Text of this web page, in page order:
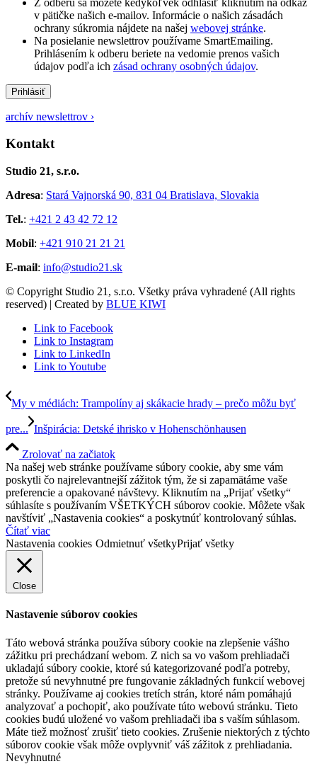
v pätičke našich e-mailov. Informácie o našich zásadách
ochrany súkromia nájdete na našej webovej stránke.
Na posielanie newslettrov používame SmartEmailing.
Prihlásením k odberu beriete na vedomie prenos vašich
údajov podľa ich zásad ochrany osobných údajov.
Prihlásiť
archív newslettrov ›
Kontakt
Studio 21, s.r.o.
Adresa: Stará Vajnorská 90, 831 04 Bratislava, Slovakia
Tel.: +421 2 43 42 72 12
Mobil: +421 910 21 21 21
E-mail: info@studio21.sk
© Copyright Studio 21, s.r.o. Všetky práva vyhradené (All rights
reserved) | Created by BLUE KIWI
Link to Facebook
Link to Instagram
Link to LinkedIn
Link to Youtube
My v médiách: Trampolíny aj skákacie hrady – prečo môžu byť
pre... Inšpirácia: Detské ihrisko v Hohenschönhausen
Zrolovať na začiatok
Na našej web stránke používame súbory cookie, aby sme vám
poskytli čo najrelevantnejší zážitok tým, že si zapamätáme vaše
preferencie a opakované návštevy. Kliknutím na „Prijať všetky“
súhlasíte s používaním VŠETKÝCH súborov cookie. Môžete však
navštíviť „Nastavenia cookies“ a poskytnúť kontrolovaný súhlas.
Čítať viac
Nastavenia cookies Odmietnuť všetkyPrijať všetky
Close
Nastavenie súborov cookies
Táto webová stránka používa súbory cookie na zlepšenie vášho
zážitku pri prechádzaní webom. Z nich sa vo vašom prehliadači
ukladajú súbory cookie, ktoré sú kategorizované podľa potreby,
pretože sú nevyhnutné pre fungovanie základných funkcií webovej
stránky. Používame aj cookies tretích strán, ktoré nám pomáhajú
analyzovať a pochopiť, ako používate túto webovú stránku. Tieto
cookies budú uložené vo vašom prehliadači iba s vaším súhlasom.
Máte tiež možnosť zrušiť tieto cookies. Zrušenie niektorých z týchto
súborov cookie však môže ovplyvniť váš zážitok z prehliadania.
Nevyhnutné